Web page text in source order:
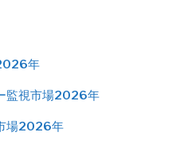
年
監視市場2026年
場2026年